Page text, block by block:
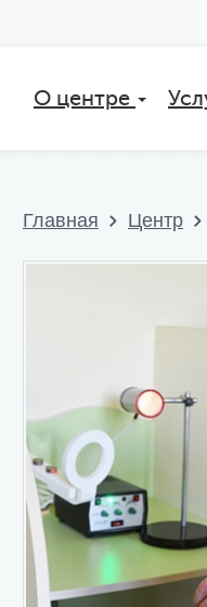
О центре
Главная Центр